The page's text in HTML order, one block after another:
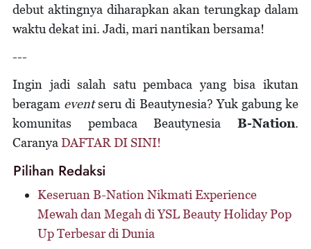
debut aktingnya diharapkan akan terungkap dalam
waktu dekat ini. Jadi, mari nantikan bersama!
---
Ingin jadi salah satu pembaca yang bisa ikutan
beragam eventseru di Beautynesia? Yuk gabung ke
komunitas pembaca Beautynesia B-Nation.
Caranya DAFTAR DI SINI!
Pilihan Redaksi
Keseruan B-Nation Nikmati Experience
Mewah dan Megah di YSL Beauty Holiday Pop
Up Terbesar di Dunia